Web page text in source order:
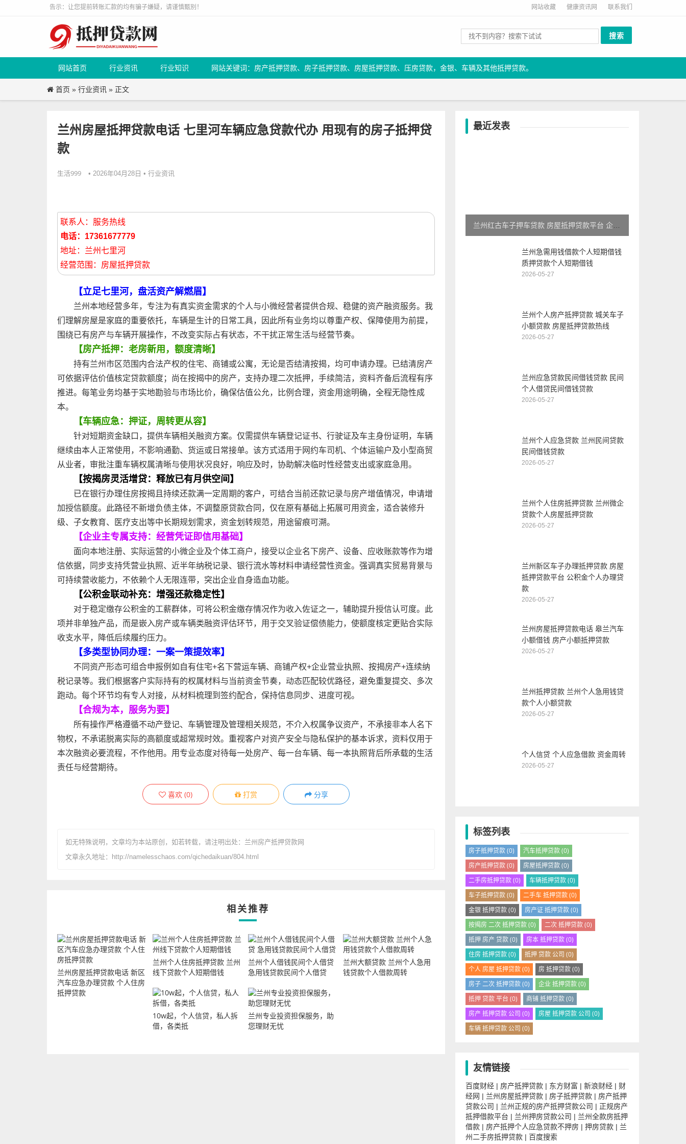
告示：让您提前转账汇款的均有骗子嫌疑，请谨慎甄别！ 网站收藏 健康资讯网 联系我们
网站首页 行业资讯 行业知识 网站关键词：房产抵押贷款、房子抵押贷款、房屋抵押贷款、压房贷款，金银、车辆及其他抵押贷款。
首页 » 行业资讯 » 正文
兰州房屋抵押贷款电话 七里河车辆应急贷款代办 用现有的房子抵押贷
款
生活999 • 2026年04月28日 • 行业资讯
联系人：服务热线
电话：17361677779
地址：兰州七里河
经营范围：房屋抵押贷款
【立足七里河，盘活资产解燃眉】
兰州本地经营多年，专注为有真实资金需求的个人与小微经营者提供合规、稳健的资产融资服务。我
们理解房屋是家庭的重要依托，车辆是生计的日常工具，因此所有业务均以尊重产权、保障使用为前提，
围绕已有房产与车辆开展操作，不改变实际占有状态，不干扰正常生活与经营节奏。
【房产抵押：老房新用，额度清晰】
持有兰州市区范围内合法产权的住宅、商铺或公寓，无论是否结清按揭，均可申请办理。已结清房产
可依据评估价值核定贷款额度；尚在按揭中的房产，支持办理二次抵押，手续简洁，资料齐备后流程有序
推进。每笔业务均基于实地勘验与市场比价，确保估值公允，比例合理，资金用途明确，全程无隐性成
本。
【车辆应急：押证，周转更从容】
针对短期资金缺口，提供车辆相关融资方案。仅需提供车辆登记证书、行驶证及车主身份证明，车辆
继续由本人正常使用，不影响通勤、货运或日常接单。该方式适用于网约车司机、个体运输户及小型商贸
从业者，审批注重车辆权属清晰与使用状况良好，响应及时，协助解决临时性经营支出或家庭急用。
【按揭房灵活增贷：释放已有月供空间】
已在银行办理住房按揭且持续还款满一定周期的客户，可结合当前还款记录与房产增值情况，申请增
加授信额度。此路径不新增负债主体，不调整原贷款合同，仅在原有基础上拓展可用资金，适合装修升
级、子女教育、医疗支出等中长期规划需求，资金划转规范，用途留痕可溯。
【企业主专属支持：经营凭证即信用基础】
面向本地注册、实际运营的小微企业及个体工商户，接受以企业名下房产、设备、应收账款等作为增
信依据，同步支持凭营业执照、近半年纳税记录、银行流水等材料申请经营性资金。强调真实贸易背景与
可持续营收能力，不依赖个人无限连带，突出企业自身造血功能。
【公积金联动补充：增强还款稳定性】
对于稳定缴存公积金的工薪群体，可将公积金缴存情况作为收入佐证之一，辅助提升授信认可度。此
项并非单独产品，而是嵌入房产或车辆类融资评估环节，用于交叉验证偿债能力，使额度核定更贴合实际
收支水平，降低后续履约压力。
【多类型协同办理：一案一策提效率】
不同资产形态可组合申报例如自有住宅+名下营运车辆、商铺产权+企业营业执照、按揭房产+连续纳
税记录等。我们根据客户实际持有的权属材料与当前资金节奏，动态匹配较优路径，避免重复提交、多次
跑动。每个环节均有专人对接，从材料梳理到签约配合，保持信息同步、进度可视。
【合规为本，服务为要】
所有操作严格遵循不动产登记、车辆管理及管理相关规范，不介入权属争议资产，不承接非本人名下
物权，不承诺脱离实际的高额度或超常规时效。重视客户对资产安全与隐私保护的基本诉求，资料仅用于
本次融资必要流程，不作他用。用专业态度对待每一处房产、每一台车辆、每一本执照背后所承载的生活
责任与经营期待。
喜欢 (0) 打赏 分享
如无特殊说明，文章均为本站原创 ，如若转载，请注明出处： 兰州房产抵押贷款网
文章永久地址：http://namelesschaos.com/qichedaikuan/804.html
相关推荐
兰州房屋抵押贷款电话 新区
汽车应急办理贷款 个人住房
抵押贷款
兰州个人住房抵押贷款 兰州
线下贷款个人短期借钱
兰州个人借钱民间个人借贷
急用钱贷款民间个人借贷
兰州大额贷款 兰州个人急用
钱贷款个人借款周转
10w起，个人信贷，私人拆
借，各类抵
兰州专业投资担保服务，助
您理财无忧
最近发表
兰州急需用钱借款个人短期借钱
质押贷款个人短期借钱
2026-05-27
兰州个人房产抵押贷款 城关车子
小额贷款 房屋抵押贷款热线
2026-05-27
兰州应急贷款民间借钱贷款 民间
个人借贷民间借钱贷款
2026-05-27
兰州个人应急贷款 兰州民间贷款
民间借钱贷款
2026-05-27
兰州个人住房抵押贷款 兰州微企
贷款个人房屋抵押贷款
2026-05-27
兰州新区车子办理抵押贷款 房屋
抵押贷款平台 公积金个人办理贷
款
2026-05-27
兰州房屋抵押贷款电话 皋兰汽车
小额借钱 房产小额抵押贷款
2026-05-27
兰州抵押贷款 兰州个人急用钱贷
款个人小额贷款
2026-05-27
个人信贷 个人应急借款 资金周转
2026-05-27
标签列表
房子抵押贷款(0) 汽车抵押贷款(0)
房产抵押贷款(0) 房屋抵押贷款(0)
二手房抵押贷款(0) 车辆抵押贷款(0)
车子抵押贷款(0) 二手车 抵押贷款(0)
金银 抵押贷款(0) 房产证 抵押贷款(0)
按揭房 二次 抵押贷款(0) 二次 抵押贷款(0)
抵押 房产 贷款(0) 房本 抵押贷款(0)
住房 抵押贷款(0) 抵押 贷款 公司 (0)
个人 房屋 抵押贷款(0) 房 抵押贷款(0)
房子 二次 抵押贷款(0) 企业 抵押贷款(0)
抵押 贷款 平台 (0) 商铺 抵押贷款(0)
房产 抵押贷款 公司 (0) 房屋 抵押贷款 公司 (0)
车辆 抵押贷款 公司 (0)
友情链接
百度财经 | 房产抵押贷款 | 东方财富 | 新浪财经 | 财
经网 | 兰州房屋抵押贷款 | 房子抵押贷款 | 房产抵押
贷款公司 | 兰州正规的房产抵押贷款公司 | 正规房产
抵押借款平台 | 兰州押房贷款公司 | 兰州全款房抵押
借款 | 房产抵押个人应急贷款不押房 | 押房贷款 | 兰
州二手房抵押贷款 | 百度搜索